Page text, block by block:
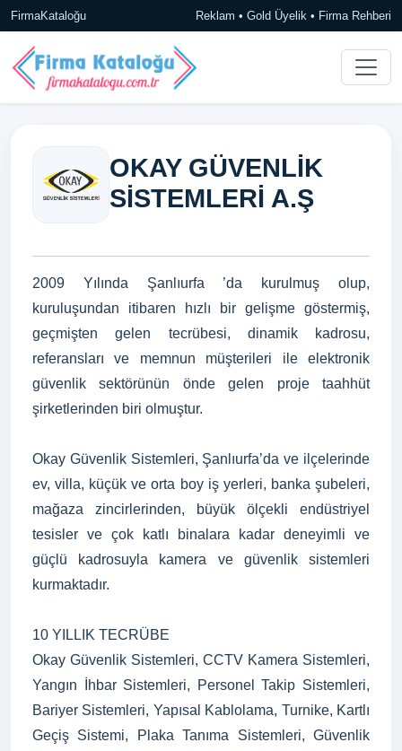
FirmaKataloğu Reklam • Gold Üyelik • Firma Rehberi
OKAY GÜVENLİK
SİSTEMLERİ A.Ş
2009 Yılında Şanlıurfa ’da kurulmuş olup,
kuruluşundan itibaren hızlı bir gelişme göstermiş,
geçmişten gelen tecrübesi, dinamik kadrosu,
referansları ve memnun müşterileri ile elektronik
güvenlik sektörünün önde gelen proje taahhüt
şirketlerinden biri olmuştur.
Okay Güvenlik Sistemleri, Şanlıurfa’da ve ilçelerinde
ev, villa, küçük ve orta boy iş yerleri, banka şubeleri,
mağaza zincirlerinden, büyük ölçekli endüstriyel
tesisler ve çok katlı binalara kadar deneyimli ve
güçlü kadrosuyla kamera ve güvenlik sistemleri
kurmaktadır.
10 YILLIK TECRÜBE
Okay Güvenlik Sistemleri, CCTV Kamera Sistemleri,
Yangın İhbar Sistemleri, Personel Takip Sistemleri,
Bariyer Sistemleri, Yapısal Kablolama, Turnike, Kartlı
Geçiş Sistemi, Plaka Tanıma Sistemleri, Güvenlik